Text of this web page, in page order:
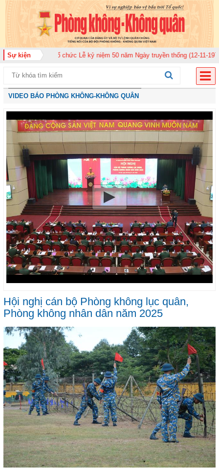
Sự kiện
tổ chức Lễ kỷ niệm 50 năm Ngày truyền thống (12-11-1975/12-11-2025)
VIDEO BÁO PHÒNG KHÔNG-KHÔNG QUÂN
Hội nghị cán bộ Phòng không lục quân,
Phòng không nhân dân năm 2025